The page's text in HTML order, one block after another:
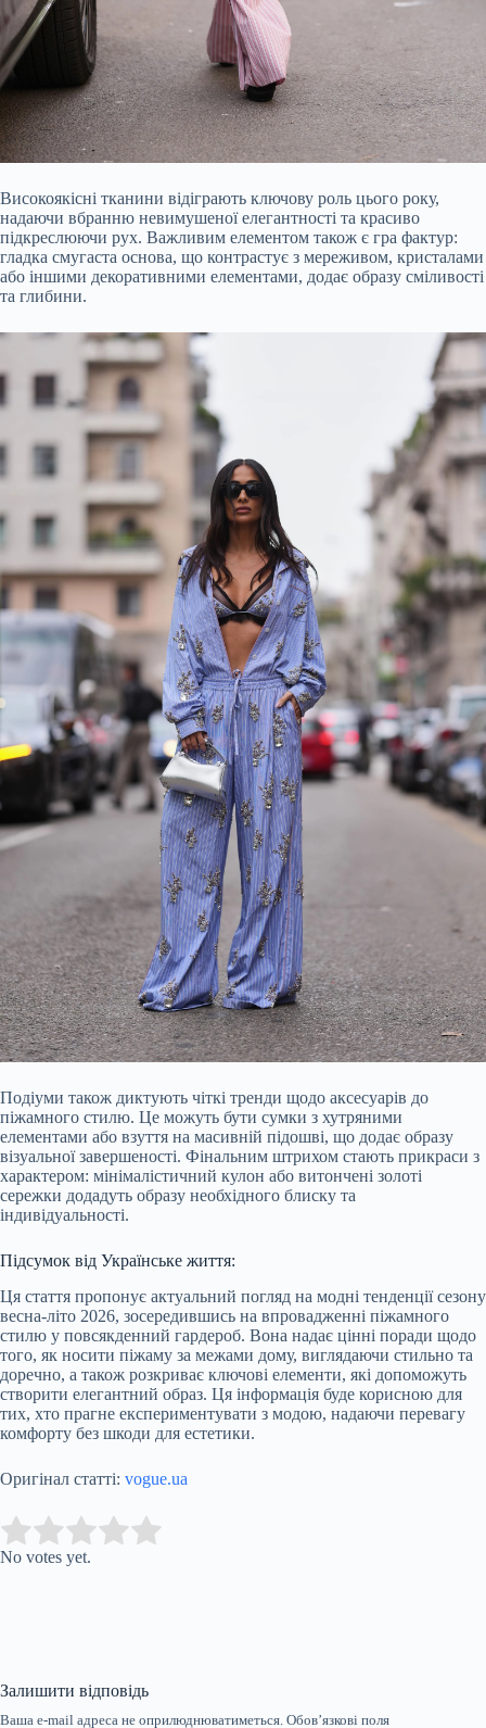
Високоякісні тканини відіграють ключову роль цього року,
надаючи вбранню невимушеної елегантності та красиво
підкреслюючи рух. Важливим елементом також є гра фактур:
гладка смугаста основа, що контрастує з мереживом, кристалами
або іншими декоративними елементами, додає образу сміливості
та глибини.
Подіуми також диктують чіткі тренди щодо аксесуарів до
піжамного стилю. Це можуть бути сумки з хутряними
елементами або взуття на масивній підошві, що додає образу
візуальної завершеності. Фінальним штрихом стають прикраси з
характером: мінімалістичний кулон або витончені золоті
сережки додадуть образу необхідного блиску та
індивідуальності.
Підсумок від Українське життя:
Ця стаття пропонує актуальний погляд на модні тенденції сезону
весна-літо 2026, зосередившись на впровадженні піжамного
стилю у повсякденний гардероб. Вона надає цінні поради щодо
того, як носити піжаму за межами дому, виглядаючи стильно та
доречно, а також розкриває ключові елементи, які допоможуть
створити елегантний образ. Ця інформація буде корисною для
тих, хто прагне експериментувати з модою, надаючи перевагу
комфорту без шкоди для естетики.
Оригінал статті: vogue.ua
Rate this item:
No votes yet.
Залишити відповідь
Ваша e-mail адреса не оприлюднюватиметься. Обов’язкові поля